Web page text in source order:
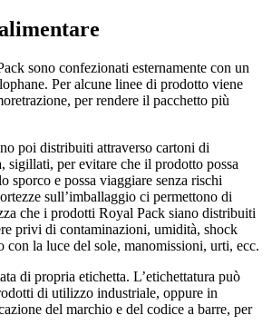
sono confezionati esternamente con un
Per alcune linee di prodotto viene
per rendere il pacchetto più
poi distribuiti attraverso cartoni di
sigillati, per evitare che il prodotto possa
sporco e possa viaggiare senza rischi
sull’imballaggio ci permettono di
che i prodotti Royal Pack siano distribuiti
privi di contaminazioni, umidità, shock
con la luce del sole, manomissioni, urti, ecc.
di propria etichetta. L’etichettatura può
di utilizzo industriale, oppure in
del marchio e del codice a barre, per